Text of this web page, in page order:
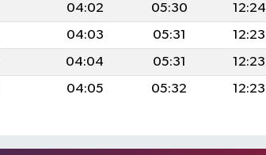
04:02 05:30 12:24
04:03 05:31 12:23
04:04 05:31 12:23
04:05 05:32 12:23